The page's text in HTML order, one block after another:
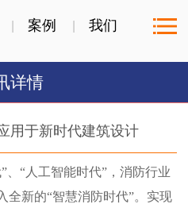
案例 我们
详情
用于新时代建筑设计
、“人工智能时代”，消防行业
全新的“智慧消防时代”。实现